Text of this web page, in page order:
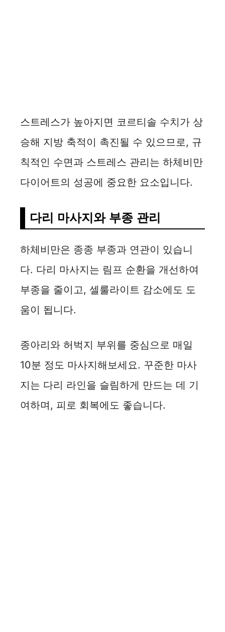
스트레스가 높아지면 코르티솔 수치가 상
승해 지방 축적이 촉진될 수 있으므로, 규
칙적인 수면과 스트레스 관리는 하체비만
다이어트의 성공에 중요한 요소입니다.
다리 마사지와 부종 관리
하체비만은 종종 부종과 연관이 있습니
다. 다리 마사지는 림프 순환을 개선하여
부종을 줄이고, 셀룰라이트 감소에도 도
움이 됩니다.
종아리와 허벅지 부위를 중심으로 매일
10분 정도 마사지해보세요. 꾸준한 마사
지는 다리 라인을 슬림하게 만드는 데 기
여하며, 피로 회복에도 좋습니다.